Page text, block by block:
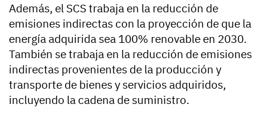
Además, el SCS trabaja en la reducción de
emisiones indirectas con la proyección de que la
energía adquirida sea 100% renovable en 2030.
También se trabaja en la reducción de emisiones
indirectas provenientes de la producción y
transporte de bienes y servicios adquiridos,
incluyendo la cadena de suministro.